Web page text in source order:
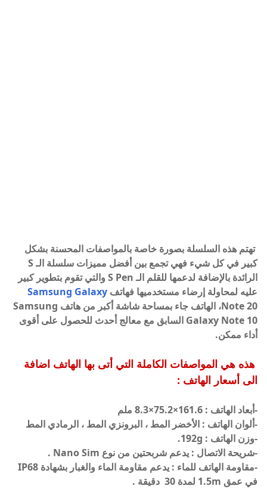
تهتم هذه السلسلة بصورة خاصة بالمواصفات المحسنة بشكل
كبير في كل شيء فهي تجمع بين أفضل مميزات سلسلة الـ S
الرائدة بالإضافة لدعمها للقلم الـ S Pen والتي تقوم بتطوير كبير
عليه لمحاولة إرضاء مستخدميها فهاتف Samsung Galaxy
Note 20، الهاتف جاء بمساحة
شاشة أكبر من هاتف Samsung
Galaxy Note 10 السابق مع معالج أحدث للحصول على أقوى
أداء ممكن.
هذه هي المواصفات الكاملة التي أتى بها الهاتف اضافة
الى أسعار الهاتف :
-أبعاد الهاتف : 161.6×75.2×8.3 ملم
-ألوان الهاتف : الأخضر المط ، البرونزي المط ، الرمادي المط
-وزن الهاتف : 192g.
-شريحة الاتصال : يدعم شربحتين من نوع Nano Sim .
-مقاومة الهاتف
للماء : يدعم مقاومة الماء والغبار بشهادة IP68
في عمق 1.5m لمدة 30 دقيقة .